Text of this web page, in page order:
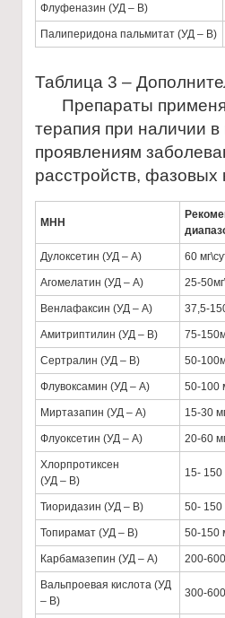
Флуфеназин (УД – В)
Палиперидона пальмитат (УД – В)
Таблица 3 –
Препараты
терапия при наличии
проявлениям
расстройств, фазовых
МНН
Дулоксетин (УД – А) 60
Агомелатин (УД – А) 25-
Венлафаксин (УД – А) 37,5-
Амитриптилин (УД – В) 75-
Сертралин (УД – В) 50-
Флувоксамин (УД – А) 50-100
Миртазапин (УД – А) 15-30
Флуоксетин (УД – А) 20-60
Хлорпротиксен
(УД – В)
15- 150
Тиоридазин (УД – В) 50- 150
Топирамат (УД – В) 50-150
Карбамазепин (УД – А) 200-
Вальпроевая кислота (УД
– В)
300-